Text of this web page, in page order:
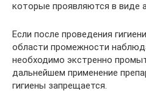
которые проявляются в виде
Если после проведения
области промежности
необходимо экстренно
дальнейшем применение
гигиены запрещается.